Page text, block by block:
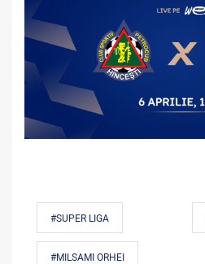
#SUPER LIGA
#MILSAMI ORHEI